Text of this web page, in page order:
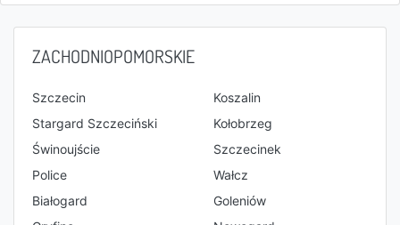
ZACHODNIOPOMORSKIE
Szczecin
Koszalin
Stargard Szczeciński
Kołobrzeg
Świnoujście
Szczecinek
Police
Wałcz
Białogard
Goleniów